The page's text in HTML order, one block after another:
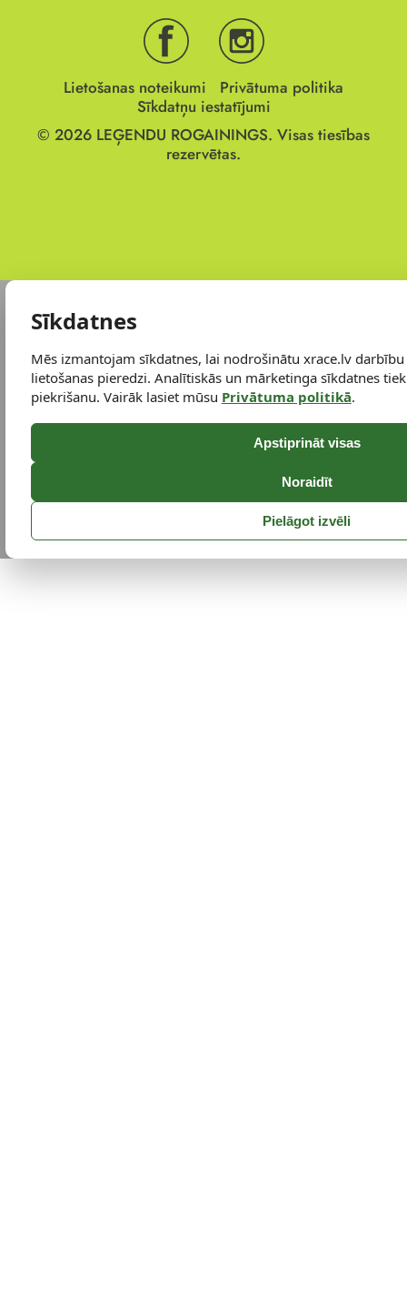
Lietošanas noteikumi
Privātuma politika
Sīkdatņu iestatījumi
© 2026 LEĢENDU ROGAININGS. Visas tiesības
rezervētas.
Sīkdatnes
Mēs izmantojam sīkdatnes, lai nodrošinātu xrace.lv
lietošanas pieredzi. Analītiskās un mārketinga sīkdatnes
piekrišanu. Vairāk lasiet mūsu Privātuma politikā.
Apstiprināt visas
Noraidīt
Pielāgot izvēli